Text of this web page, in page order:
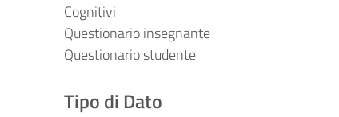
Cognitivi
Questionario insegnante
Questionario studente
Tipo di Dato